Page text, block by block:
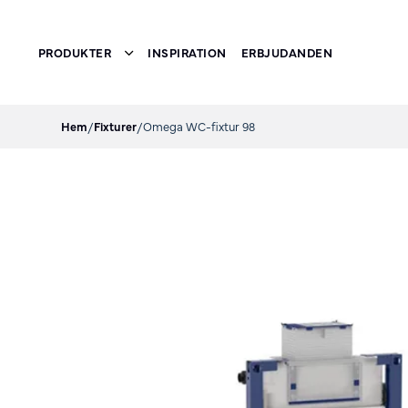
PRODUKTER Toggle submenu
INSPIRATION ERBJUDANDEN
Hem/Fixturer/Omega WC-fixtur 98